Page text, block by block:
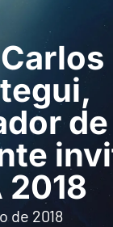
2018
de 2018